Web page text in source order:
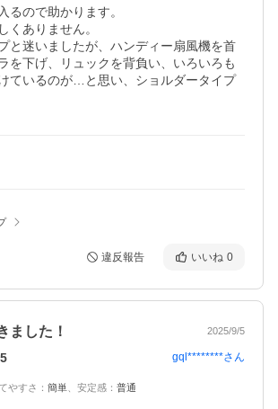
るので助かります。
くありません。
と迷いましたが、ハンディー扇風機を首
を下げ、リュックを背負い、いろいろも
ているのが…と思い、ショルダータイプ
違反報告 いいね 0
ました！ 2025/9/5
5 gql********さん
やすさ ： 簡単 安定感 ： 普通